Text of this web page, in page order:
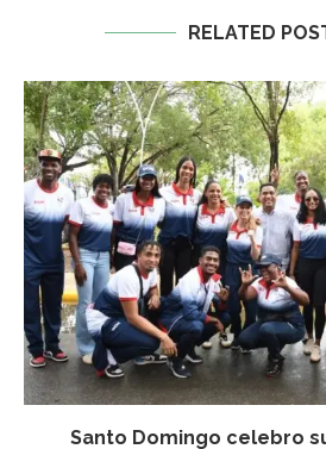
RELATED
Santo Domingo celebro